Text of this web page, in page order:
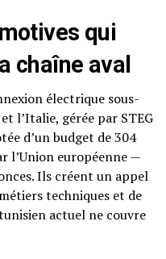
qui
chaîne aval
électrique sous-
l’Italie, gérée par STEG
d’un budget de 304
l’Union européenne —
Ils créent un appel
techniques et de
actuel ne couvre